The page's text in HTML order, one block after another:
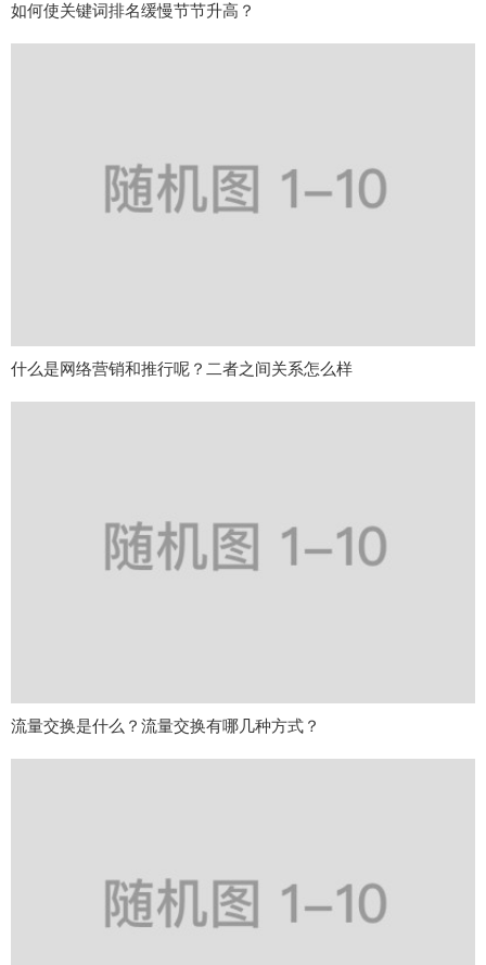
如何使关键词排名缓慢节节升高？
什么是网络营销和推行呢？二者之间关系怎么样
流量交换是什么？流量交换有哪几种方式？